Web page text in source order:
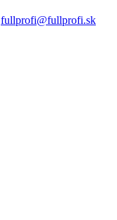
fullprofi@fullprofi.sk